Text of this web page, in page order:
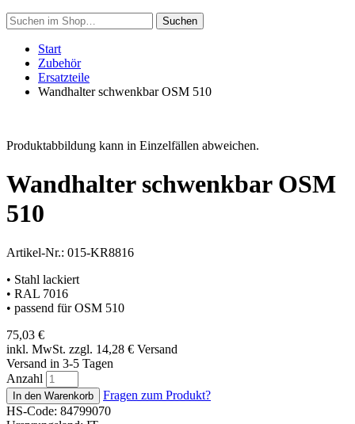
Suchen
Start
Zubehör
Ersatzteile
Wandhalter schwenkbar OSM 510
Produktabbildung kann in Einzelfällen abweichen.
Wandhalter schwenkbar OSM
510
Artikel-Nr.: 015-KR8816
• Stahl lackiert
• RAL 7016
• passend für OSM 510
75,03 €
inkl. MwSt. zzgl. 14,28 € Versand
Versand in 3-5 Tagen
Anzahl
Fragen zum Produkt?
HS-Code: 84799070